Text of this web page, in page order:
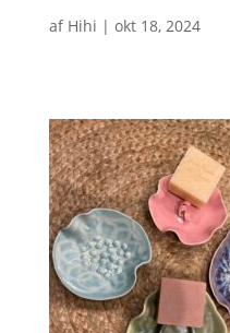
af Hihi | okt 18, 2024